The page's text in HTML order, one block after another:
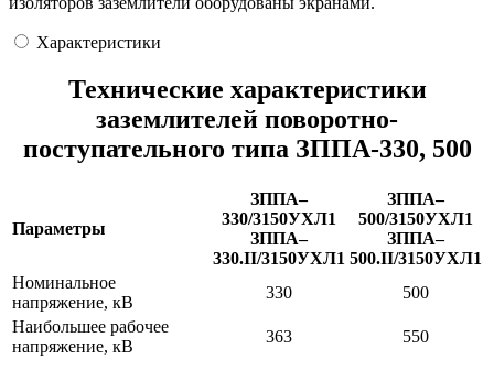
Характеристики
Технические характеристики
заземлителей поворотно-
поступательного типа ЗППА-330, 500
Параметры
ЗППА–
330/3150УХЛ1
ЗППА–
330.II/3150УХЛ1
ЗППА–
500/3150УХЛ1
ЗППА–
500.II/3150УХЛ1
Номинальное
напряжение, кВ
330
500
Наибольшее рабочее
напряжение, кВ
363 550